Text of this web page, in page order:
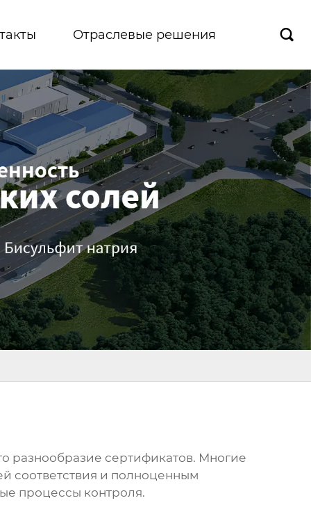
Отраслевые решения 
разнообразие сертификатов. Многие
соответствия и полноценным
процессы контроля.